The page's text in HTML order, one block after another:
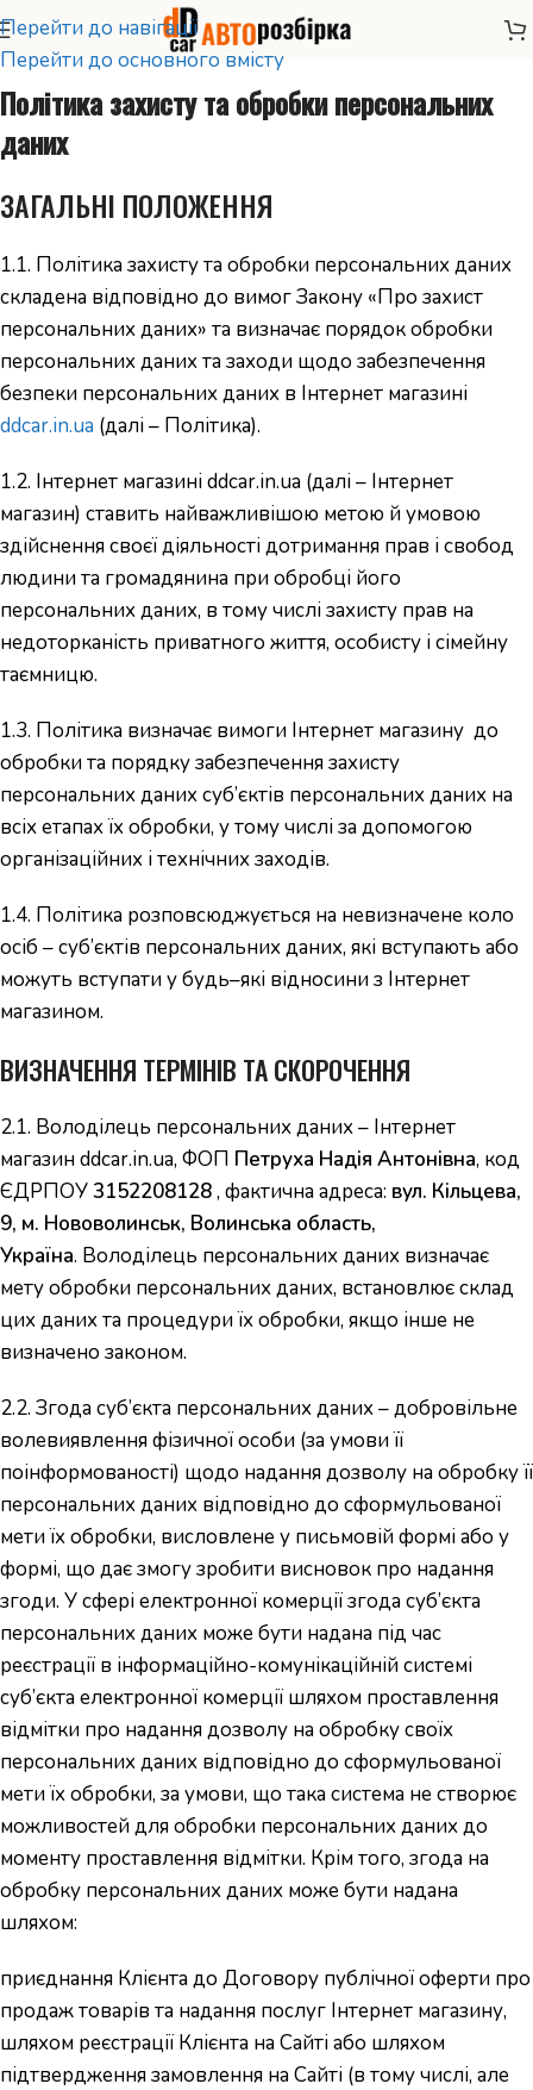
Перейти до навігації
Перейти до основного вмісту
Політика захисту та обробки персональних
даних
ЗАГАЛЬНІ ПОЛОЖЕННЯ
1.1. Політика захисту та обробки персональних даних
складена відповідно до вимог Закону «Про захист
персональних даних» та визначає порядок обробки
персональних даних та заходи щодо забезпечення
безпеки персональних даних в Інтернет магазині
ddcar.in.ua (далі – Політика).
1.2. Інтернет магазині ddcar.in.ua (далі – Інтернет
магазин) ставить найважливішою метою й умовою
здійснення своєї діяльності дотримання прав і свобод
людини та громадянина при обробці його
персональних даних, в тому числі захисту прав на
недоторканість приватного життя, особисту і сімейну
таємницю.
1.3. Політика визначає вимоги Інтернет магазину до
обробки та порядку забезпечення захисту
персональних даних суб’єктів персональних даних на
всіх етапах їх обробки, у тому числі за допомогою
організаційних і технічних заходів.
1.4. Політика розповсюджується на невизначене коло
осіб – суб’єктів персональних даних, які вступають або
можуть вступати у будь–які відносини з Інтернет
магазином.
ВИЗНАЧЕННЯ ТЕРМІНІВ ТА СКОРОЧЕННЯ
2.1. Володілець персональних даних – Інтернет
магазин ddcar.in.ua, ФОП Петруха Надія Антонівна, код
ЄДРПОУ3152208128, фактична адреса: вул. Кільцева,
9, м. Нововолинськ, Волинська область,
Україна. Володілець персональних даних визначає
мету обробки персональних даних, встановлює склад
цих даних та процедури їх обробки, якщо інше не
визначено законом.
2.2. Згода суб’єкта персональних даних – добровільне
волевиявлення фізичної особи (за умови її
поінформованості) щодо надання дозволу на обробку її
персональних даних відповідно до сформульованої
мети їх обробки, висловлене у письмовій формі або у
формі, що дає змогу зробити висновок про надання
згоди. У сфері електронної комерції згода суб’єкта
персональних даних може бути надана під час
реєстрації в інформаційно-комунікаційній системі
суб’єкта електронної комерції шляхом проставлення
відмітки про надання дозволу на обробку своїх
персональних даних відповідно до сформульованої
мети їх обробки, за умови, що така система не створює
можливостей для обробки персональних даних до
моменту проставлення відмітки. Крім того, згода на
обробку персональних даних може бути надана
шляхом:
приєднання Клієнта до Договору публічної оферти про
продаж товарів та надання послуг Інтернет магазину,
шляхом реєстрації Клієнта на Сайті або шляхом
підтвердження замовлення на Сайті (в тому числі, але